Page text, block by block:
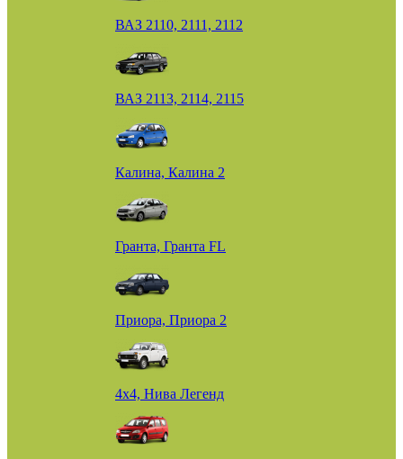
ВАЗ 2110, 2111, 2112
ВАЗ 2113, 2114, 2115
Калина, Калина 2
Гранта, Гранта FL
Приора, Приора 2
4х4, Нива Легенд